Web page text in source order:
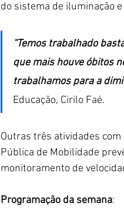
do sistema de iluminação
“Temos trabalhado
que mais houve óbitos
trabalhamos para a
Educação, Cirilo Faé.
Outras três atividades
Pública de Mobilidade
monitoramento de
Programação da semana: